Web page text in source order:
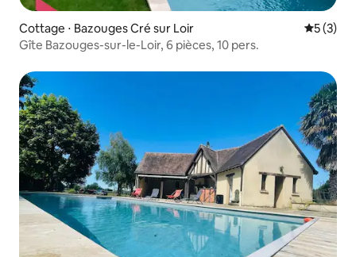
Cottage ⋅ Bazouges Cré sur Loir
5 (3)
Gîte Bazouges-sur-le-Loir, 6 pièces, 10 pers.